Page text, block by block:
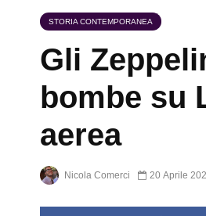
STORIA CONTEMPORANEA
Gli
bombe su
aerea
Nicola Comerci 20 Aprile